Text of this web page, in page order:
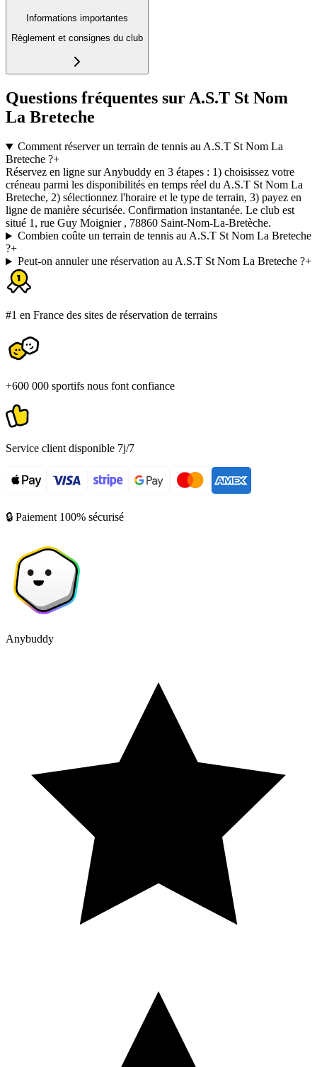
Informations importantes
Règlement et consignes du club
Questions fréquentes sur A.S.T St Nom
La Breteche
Comment réserver un terrain de tennis au A.S.T St Nom La
Breteche ?+
Réservez en ligne sur Anybuddy en 3 étapes : 1) choisissez votre
créneau parmi les disponibilités en temps réel du A.S.T St Nom La
Breteche, 2) sélectionnez l'horaire et le type de terrain, 3) payez en
ligne de manière sécurisée. Confirmation instantanée. Le club est
situé 1, rue Guy Moignier , 78860 Saint-Nom-La-Bretèche.
Combien coûte un terrain de tennis au A.S.T St Nom La Breteche
?+
Peut-on annuler une réservation au A.S.T St Nom La Breteche ?+
#1 en France des sites de réservation de terrains
+600 000 sportifs nous font confiance
Service client disponible 7j/7
🔒 Paiement 100% sécurisé
Anybuddy